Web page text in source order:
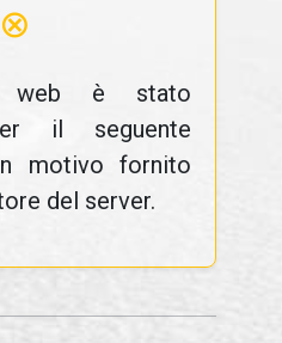
⊗
web è stato
il seguente
motivo fornito
del server.